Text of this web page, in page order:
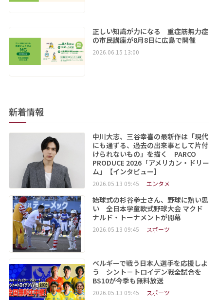
正しい知識が力になる 重症筋無力症
の市民講座が8月8日に広島で開催
2026.06.15 13:00
新着情報
中川大志、三谷幸喜の最新作は「現代
にも通ずる、過去の出来事として片付
けられないもの」を描く PARCO
PRODUCE 2026「アメリカン・ドリー
ム」【インタビュー】
2026.05.13 09:45 エンタメ
始球式の杉谷拳士さん、野球に熱い思
い 全日本学童軟式野球大会 マクド
ナルド・トーナメントが開幕
2026.05.13 09:45 スポーツ
ベルギーで戦う日本人選手を応援しよ
う シント＝トロイデン戦全試合を
BS10が今季も無料放送
2026.05.13 09:45 スポーツ